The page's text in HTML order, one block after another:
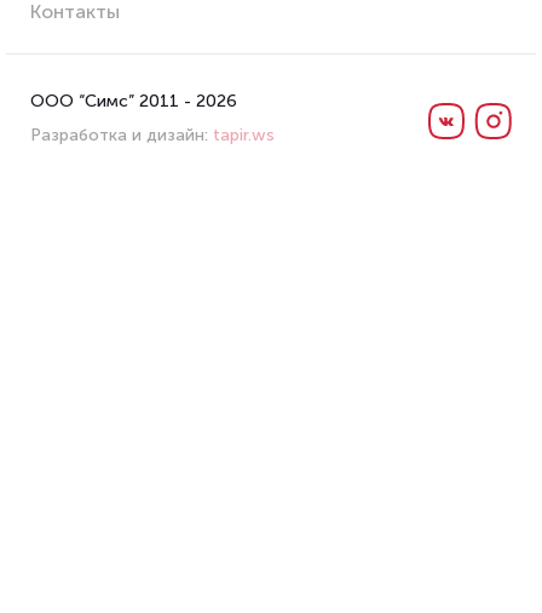
ООО “Симс” 2011 - 2026
Контакты
Разработка и дизайн: tapir.ws